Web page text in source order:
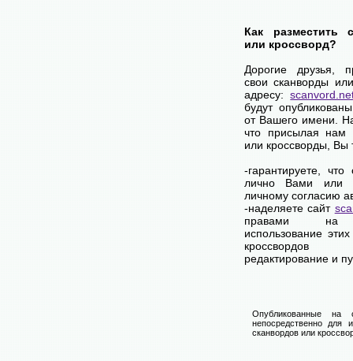
Как разместить
или кроссворд?
Дорогие друзья,
свои сканворды
адресу:
будут
от Вашего имени.
что присылая нам
или кроссворды,
-гарантируете,
лично Вами или
личному согласию
-наделяете сайт
правами на
использование
редактирование и
Опубликованные на
непосредственно для
сканвордов или